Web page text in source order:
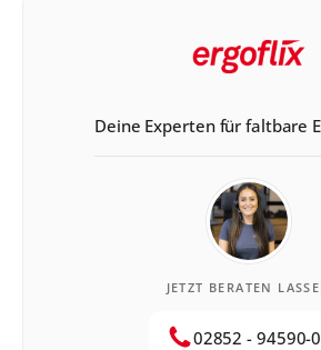
Deine Experten für faltbare
JETZT BERATEN
02852 - 94590-